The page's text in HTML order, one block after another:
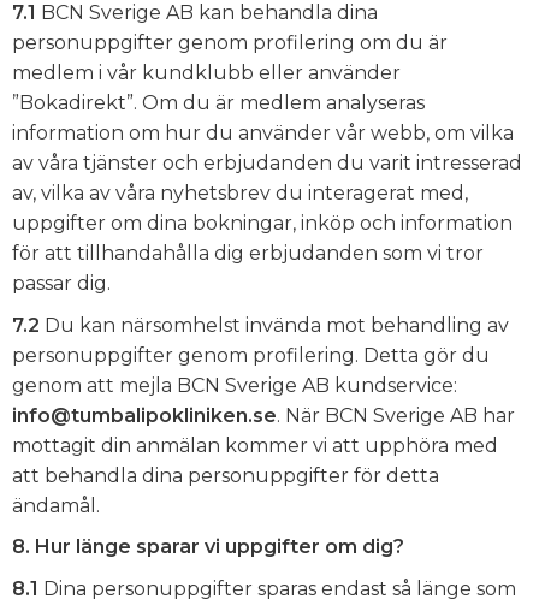
7.1 BCN Sverige AB kan behandla dina
personuppgifter genom profilering om du är
medlem i vår kundklubb eller använder
”Bokadirekt”. Om du är medlem analyseras
information om hur du använder vår webb, om vilka
av våra tjänster och erbjudanden du varit intresserad
av, vilka av våra nyhetsbrev du interagerat med,
uppgifter om dina bokningar, inköp och information
för att tillhandahålla dig erbjudanden som vi tror
passar dig.
7.2 Du kan närsomhelst invända mot behandling av
personuppgifter genom profilering. Detta gör du
genom att mejla BCN Sverige AB kundservice:
info@tumbalipokliniken.se. När BCN Sverige AB har
mottagit din anmälan kommer vi att upphöra med
att behandla dina personuppgifter för detta
ändamål.
8. Hur länge sparar vi uppgifter om dig?
8.1 Dina personuppgifter sparas endast så länge som